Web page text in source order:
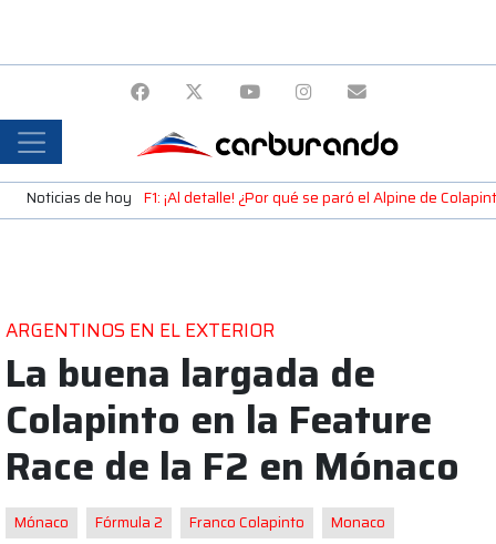
Noticias de hoy F1: ¡Al detalle! ¿Por qué se paró el Alpine de
ARGENTINOS EN EL EXTERIOR
La buena largada de
Colapinto en la Feature
Race de la F2 en Mónaco
Mónaco Fórmula 2 Franco Colapinto Monaco